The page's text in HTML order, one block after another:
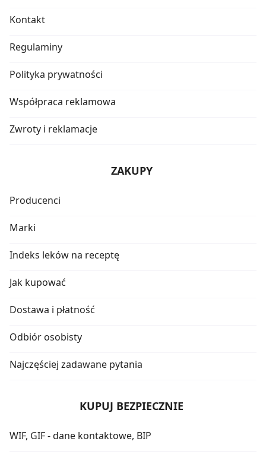
Kontakt
Regulaminy
Polityka prywatności
Współpraca reklamowa
Zwroty i reklamacje
ZAKUPY
Producenci
Marki
Indeks leków na receptę
Jak kupować
Dostawa i płatność
Odbiór osobisty
Najczęściej zadawane pytania
KUPUJ BEZPIECZNIE
WIF, GIF - dane kontaktowe, BIP